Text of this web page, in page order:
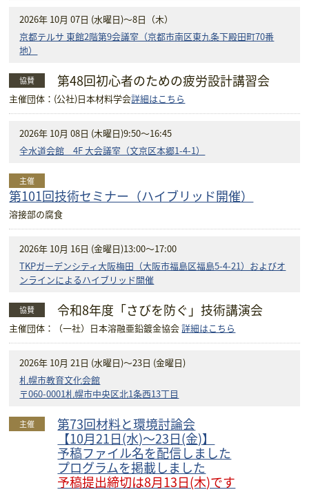
2026年 10月 07日 (水曜日)～8日（木）
京都テルサ 東館2階第9会議室（京都市南区東九条下殿田町70番
地）
協賛 第48回初心者のための疲労設計講習会
主催団体：(公社)日本材料学会詳細はこちら
2026年 10月 08日 (木曜日)9:50～16:45
全水道会館 4F 大会議室（文京区本郷1-4-1）
主催
第101回技術セミナー（ハイブリッド開催）
溶接部の腐食
2026年 10月 16日 (金曜日)13:00～17:00
TKPガーデンシティ大阪梅田（大阪市福島区福島5-4-21）およびオ
ンラインによるハイブリッド開催
協賛 令和8年度「さびを防ぐ」技術講演会
主催団体：（一社）日本溶融亜鉛鍍金協会詳細はこちら
2026年 10月 21日 (水曜日)～23日 (金曜日)
札幌市教育文化会館
〒060-0001札幌市中央区北1条西13丁目
主催 第73回材料と環境討論会
【10月21日(水)～23日(金)】
予稿ファイル名を配信しました
プログラムを掲載しました
予稿提出締切は8月13日(木)です